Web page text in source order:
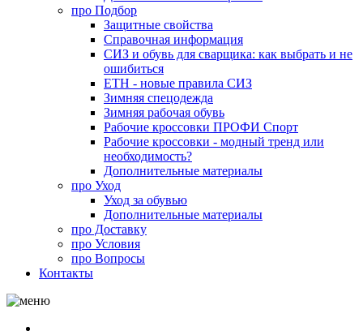
про Подбор
Защитные свойства
Справочная информация
СИЗ и обувь для сварщика: как выбрать и не
ошибиться
ЕТН - новые правила СИЗ
Зимняя спецодежда
Зимняя рабочая обувь
Рабочие кроссовки ПРОФИ Спорт
Рабочие кроссовки - модный тренд или
необходимость?
Дополнительные материалы
про Уход
Уход за обувью
Дополнительные материалы
про Доставку
про Условия
про Вопросы
Контакты